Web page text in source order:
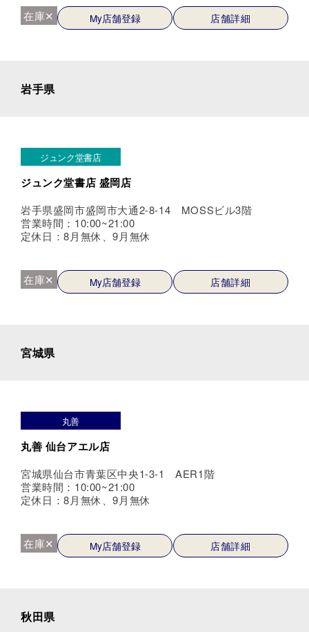
在庫✕ My店舗登録 店舗詳細
岩手県
ジュンク堂書店
ジュンク堂書店 盛岡店
岩手県盛岡市盛岡市大通2-8-14 MOSSビル3階
営業時間：10:00~21:00
定休日：8月無休、9月無休
在庫✕ My店舗登録 店舗詳細
宮城県
丸善
丸善 仙台アエル店
宮城県仙台市青葉区中央1-3-1 AER1階
営業時間：10:00~21:00
定休日：8月無休、9月無休
在庫✕ My店舗登録 店舗詳細
秋田県